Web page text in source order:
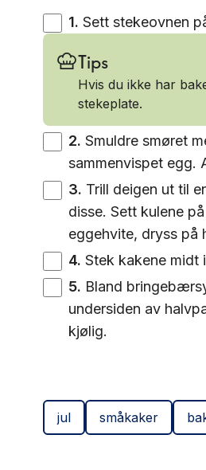
1. Sett stekeovnen
Tips
Hvis du ikke har
stekeplate.
2. Smuldre smøret
sammenvispet egg.
3. Trill deigen ut til
disse. Sett kulene
eggehvite, dryss på
4. Stek kakene midt
5. Bland
undersiden av
kjølig.
jul småkaker